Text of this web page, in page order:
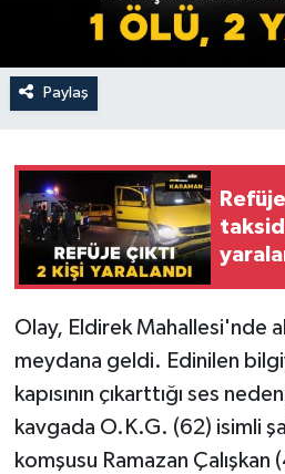
Paylaş
Olay, Eldirek Mahallesi'nde
meydana geldi. Edinilen
kapısının çıkarttığı ses
kavgada O.K.G. (62) isimli
komşusu Ramazan